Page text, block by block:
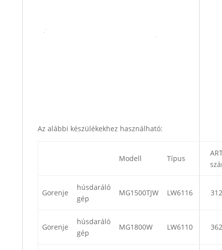
Az alábbi készülékekhez használható:
Modell Típus
Gorenje
húsdaráló
gép
MG1500TJW LW6116
Gorenje
húsdaráló
gép
MG1800W LW6110